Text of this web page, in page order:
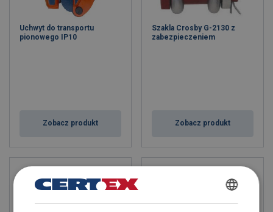
Uchwyt do transportu
pionowego IP10
Zobacz produkt
Szakla Crosby G-2130 z
zabezpieczeniem
Zobacz produkt
POLISH